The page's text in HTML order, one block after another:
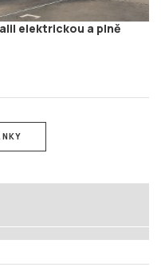
elektrickou a plně